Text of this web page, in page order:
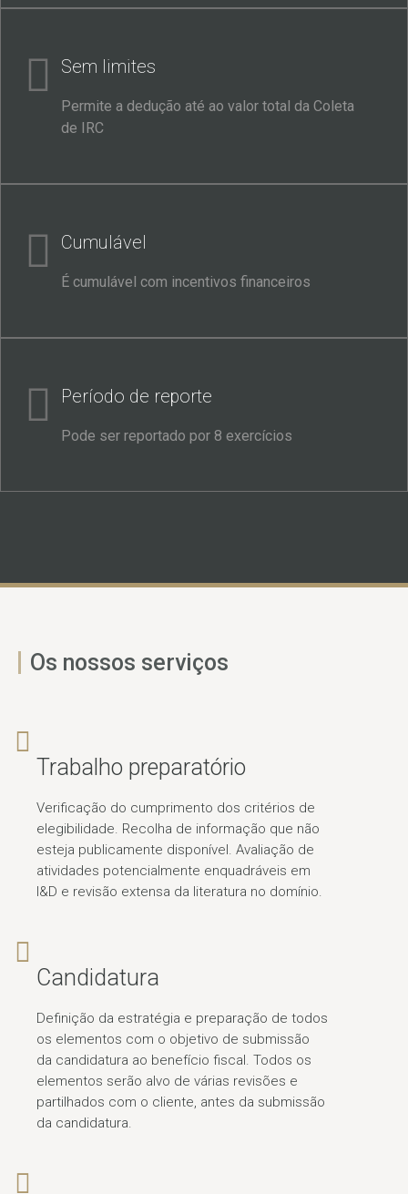
Sem limites
Permite a dedução até ao valor total da Coleta
de IRC
Cumulável
É cumulável com incentivos financeiros
Período de reporte
Pode ser reportado por 8 exercícios
Os nossos serviços
Trabalho preparatório
Verificação do cumprimento dos critérios de
elegibilidade. Recolha de informação que não
esteja publicamente disponível. Avaliação de
atividades potencialmente enquadráveis em
I&D e revisão extensa da literatura no domínio.
Candidatura
Definição da estratégia e preparação de todos
os elementos com o objetivo de submissão
da candidatura ao benefício fiscal. Todos os
elementos serão alvo de várias revisões e
partilhados com o cliente, antes da submissão
da candidatura.